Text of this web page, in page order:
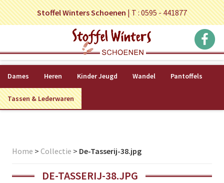
Stoffel Winters Schoenen|T : 0595 - 441877
Dames Heren Kinder Jeugd Wandel Pantoffels
Tassen & Lederwaren
Home > Collectie > De-Tasserij-38.jpg
DE-TASSERIJ-38.JPG